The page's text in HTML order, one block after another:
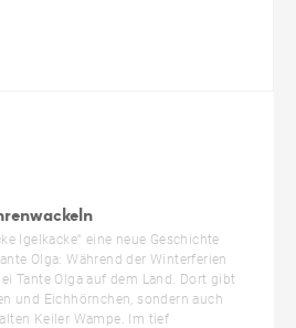
Igelkacke“ eine neue Geschichte
Olga: Während der Winterferien
Tante Olga auf dem Land. Dort gibt
und Eichhörnchen, sondern auch
Keiler Wampe. Im tief